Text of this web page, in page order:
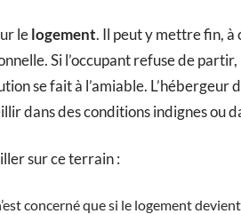
lelogement. Il peut y mettre fin, à
Si l’occupant refuse de
se fait à l’amiable. L’hébergeur
dans des conditions indignes ou
sur ce terrain :
concerné que si le logement